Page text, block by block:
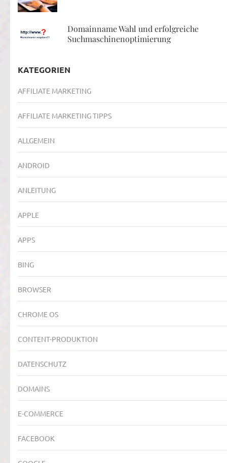
Domainname Wahl und erfolgreiche
Suchmaschinenoptimierung
KATEGORIEN
AFFILIATE MARKETING
AFFILIATE MARKETING TIPPS
ALLGEMEIN
ANDROID
ANLEITUNG
APPLE
APPS
BING
BROWSER
CHROME OS
CONTENT-PRODUKTION
DATENSCHUTZ
DOMAINS
E-COMMERCE
FACEBOOK